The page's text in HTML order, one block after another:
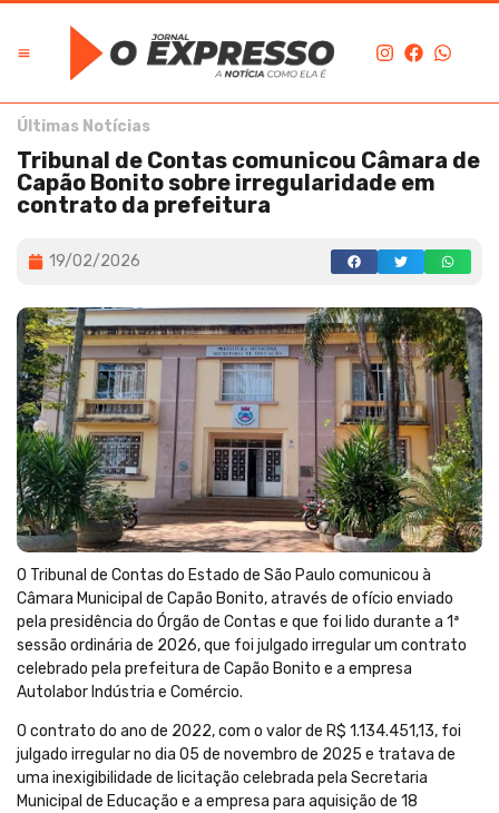
Últimas Notícias
Tribunal de Contas comunicou Câmara de
Capão Bonito sobre irregularidade em
contrato da prefeitura
19/02/2026
O Tribunal de Contas do Estado de São Paulo comunicou à
Câmara Municipal de Capão Bonito, através de ofício enviado
pela presidência do Órgão de Contas e que foi lido durante a 1ª
sessão ordinária de 2026, que foi julgado irregular um contrato
celebrado pela prefeitura de Capão Bonito e a empresa
Autolabor Indústria e Comércio.
O contrato do ano de 2022, com o valor de R$ 1.134.451,13, foi
julgado irregular no dia 05 de novembro de 2025 e tratava de
uma inexigibilidade de licitação celebrada pela Secretaria
Municipal de Educação e a empresa para aquisição de 18